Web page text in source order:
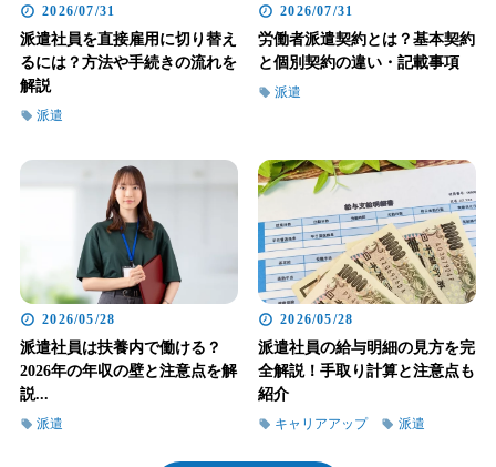
2026/07/31
派遣社員を直接雇用に切り替え
るには？方法や手続きの流れを
解説
派遣
2026/07/31
労働者派遣契約とは？基本契約
と個別契約の違い・記載事項
派遣
2026/05/28
派遣社員は扶養内で働ける？
2026年の年収の壁と注意点を解
説...
派遣
2026/05/28
派遣社員の給与明細の見方を完
全解説！手取り計算と注意点も
紹介
キャリアアップ 派遣